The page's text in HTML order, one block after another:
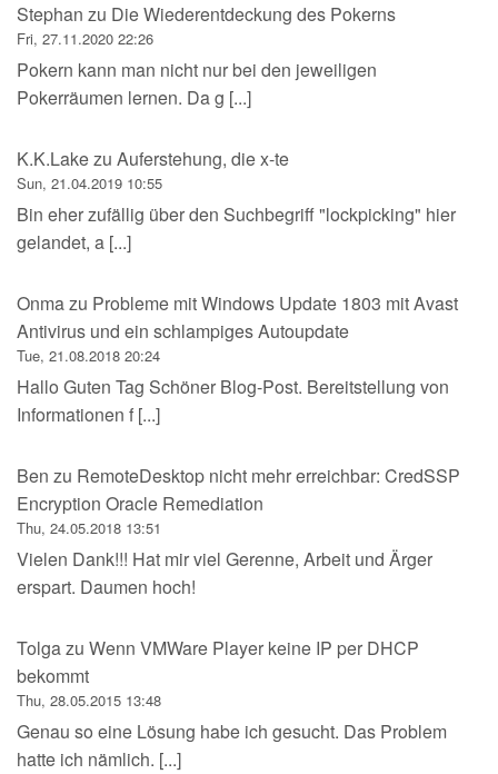
Stephan zu Die Wiederentdeckung des Pokerns
Fri, 27.11.2020 22:26
Pokern kann man nicht nur bei den jeweiligen
Pokerräumen lernen. Da g [...]
K.K.Lakezu Auferstehung, die x-te
Sun, 21.04.2019 10:55
Bin eher zufällig über den Suchbegriff "lockpicking" hier
gelandet, a [...]
Onmazu Probleme mit Windows Update 1803 mit Avast
Antivirus und ein schlampiges Autoupdate
Tue, 21.08.2018 20:24
Hallo Guten Tag Schöner Blog-Post. Bereitstellung von
Informationen f [...]
Ben zu RemoteDesktop nicht mehr erreichbar: CredSSP
Encryption Oracle Remediation
Thu, 24.05.2018 13:51
Vielen Dank!!! Hat mir viel Gerenne, Arbeit und Ärger
erspart. Daumen hoch!
Tolgazu Wenn VMWare Player keine IP per DHCP
bekommt
Thu, 28.05.2015 13:48
Genau so eine Lösung habe ich gesucht. Das Problem
hatte ich nämlich. [...]